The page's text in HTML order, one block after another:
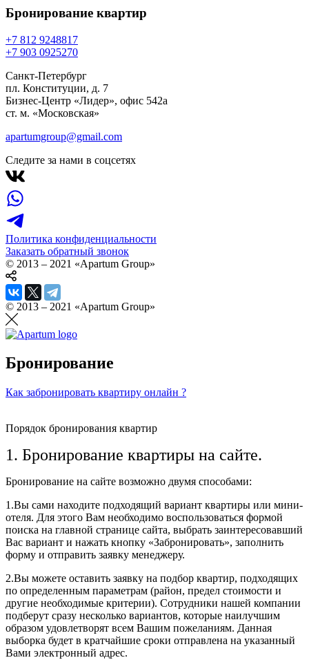
Бронирование квартир
+7 812 9248817
+7 903 0925270
Санкт-Петербург
пл. Конституции, д. 7
Бизнес-Центр «Лидер», офис 542a
ст. м. «Московская»
apartumgroup@gmail.com
Следите за нами в соцсетях
Политика конфиденциальности
Заказать обратный звонок
© 2013 – 2021 «Apartum Group»
© 2013 – 2021 «Apartum Group»
Бронирование
Как забронировать квартиру онлайн ?
Порядок бронирования квартир
1. Бронирование квартиры на сайте.
Бронирование на сайте возможно двумя способами:
1.Вы сами находите подходящий вариант квартиры или мини-
отеля. Для этого Вам необходимо воспользоваться формой
поиска на главной странице сайта, выбрать заинтересовавший
Вас вариант и нажать кнопку «Забронировать», заполнить
форму и отправить заявку менеджеру.
2.Вы можете оставить заявку на подбор квартир, подходящих
по определенным параметрам (район, предел стоимости и
другие необходимые критерии). Сотрудники нашей компании
подберут сразу несколько вариантов, которые наилучшим
образом удовлетворят всем Вашим пожеланиям. Данная
выборка будет в кратчайшие сроки отправлена на указанный
Вами электронный адрес.